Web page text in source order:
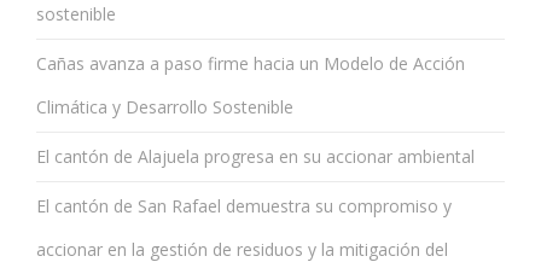
sostenible
Cañas avanza a paso firme hacia un Modelo de Acción
Climática y Desarrollo Sostenible
El cantón de Alajuela progresa en su accionar ambiental
El cantón de San Rafael demuestra su compromiso y
accionar en la gestión de residuos y la mitigación del